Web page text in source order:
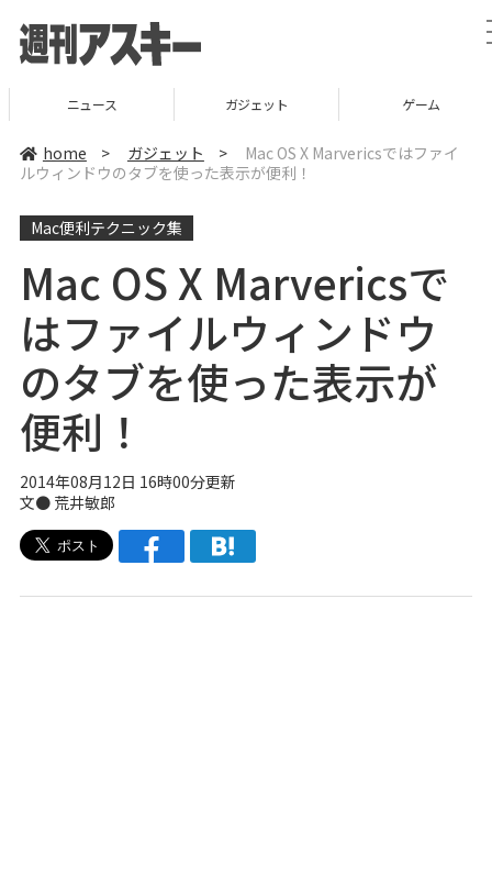
ニュース ガジェット ゲーム
home > ガジェット >
Mac OS X Marvericsではファイ
ルウィンドウのタブを使った表示が便利！
Mac便利テクニック集
Mac OS X Marvericsで
はファイルウィンドウ
のタブを使った表示が
便利！
2014年08月12日 16時00分更新
文● 荒井敏郎